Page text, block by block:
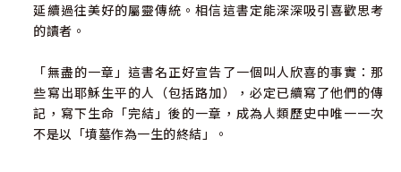
延續過往美好的屬靈傳統。相信這書定能深深吸引喜歡思考
的讀者。
「無盡的一章」這書名正好宣告了一個叫人欣喜的事實：那
些寫出耶穌生平的人（包括路加），必定已續寫了他們的傳
記，寫下生命「完結」後的一章，成為人類歷史中唯一一次
不是以「墳墓作為一生的終結」。